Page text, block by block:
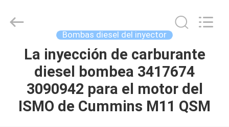
CASA
PRODUCTOS
Parts
Bombas diesel del inyector
La inyección de carburante
diesel bombea 3417674
3090942 para el motor del
ISMO de Cummins M11 QSM